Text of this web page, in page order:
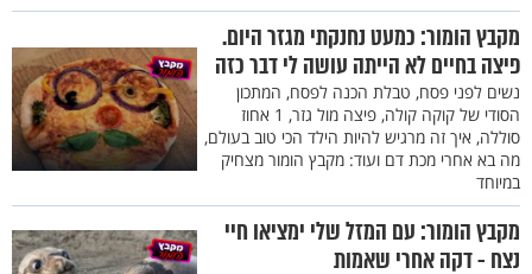
מקבץ הומור: כמעט נחנקתי מגזר היום.
פיצה בחיים לא הייתה עושה לי דבר כזה
נשים לפני פסח, טבלת הכנה לפסח, המתכון
הסודי של קוקה קולה, פיצה מול גזר, 1 אחוז
סוללה, איך זה מרגיש להיות הילד הכי טוב בעולם,
מה בא אחרי מכת דם ועוד: מקבץ הומור מצחיק
במיוחד
מקבץ הומור: עם המזל שלי ימציאו חיי
נצח - דקה אחרי שאמות